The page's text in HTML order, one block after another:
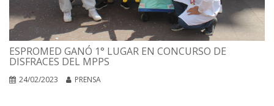
ESPROMED GANÓ 1° LUGAR EN CONCURSO DE
DISFRACES DEL MPPS
24/02/2023 PRENSA